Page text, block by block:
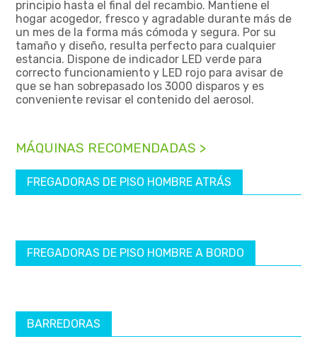
principio hasta el final del recambio. Mantiene el
hogar acogedor, fresco y agradable durante más de
un mes de la forma más cómoda y segura. Por su
tamaño y diseño, resulta perfecto para cualquier
estancia. Dispone de indicador LED verde para
correcto funcionamiento y LED rojo para avisar de
que se han sobrepasado los 3000 disparos y es
conveniente revisar el contenido del aerosol.
MÁQUINAS RECOMENDADAS >
FREGADORAS DE PISO HOMBRE ATRÁS
FREGADORAS DE PISO HOMBRE A BORDO
BARREDORAS